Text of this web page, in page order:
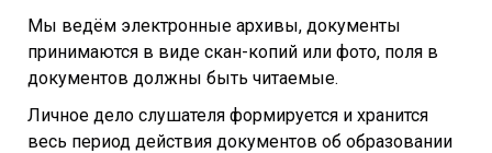
Мы ведём электронные архивы, документы
принимаются в виде скан-копий или фото, поля в
документов должны быть читаемые.
Личное дело слушателя формируется и хранится
весь период действия документов об образовании